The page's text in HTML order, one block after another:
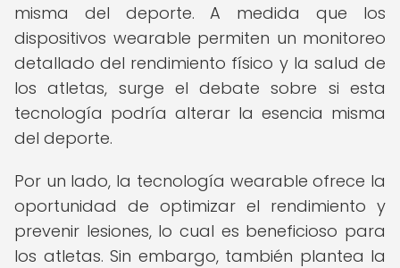
misma del deporte. A medida que los
dispositivos wearable permiten un monitoreo
detallado del rendimiento físico y la salud de
los atletas, surge el debate sobre si esta
tecnología podría alterar la esencia misma
del deporte.
Por un lado, la tecnología wearable ofrece la
oportunidad de optimizar el rendimiento y
prevenir lesiones, lo cual es beneficioso para
los atletas. Sin embargo, también plantea la